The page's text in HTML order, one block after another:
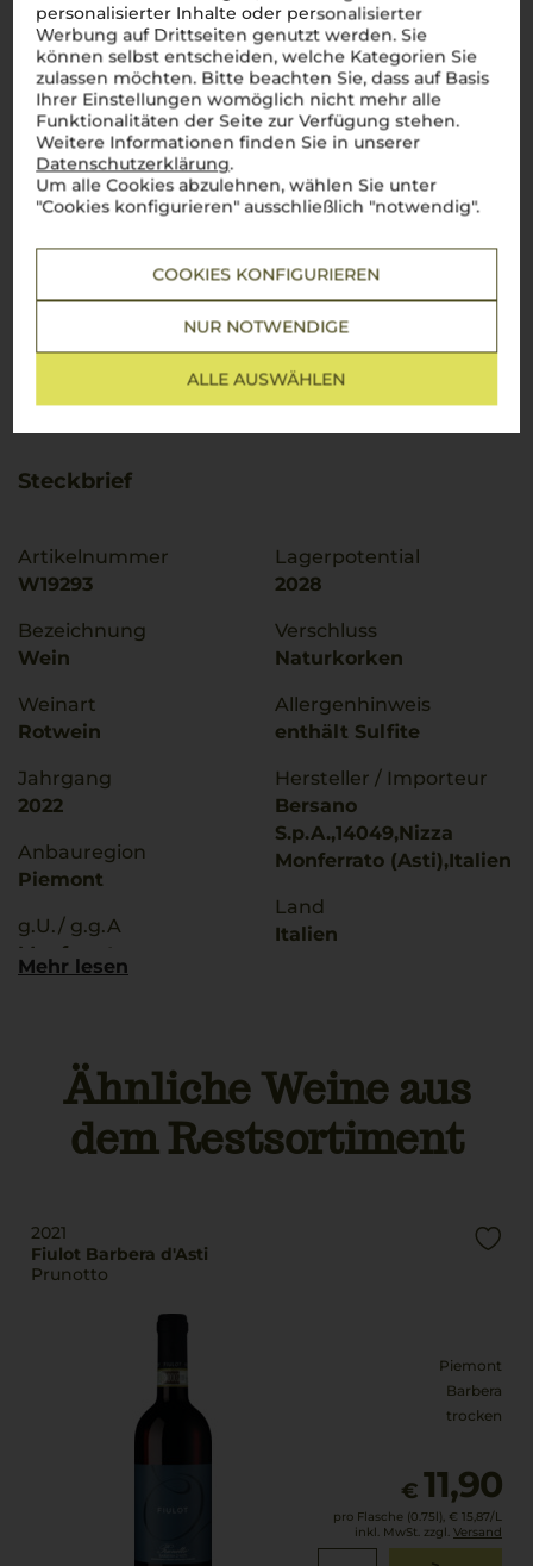
personalisierter Inhalte oder personalisierter
Werbung auf Drittseiten genutzt werden. Sie
können selbst entscheiden, welche Kategorien Sie
zulassen möchten. Bitte beachten Sie, dass auf Basis
Ihrer Einstellungen womöglich nicht mehr alle
Funktionalitäten der Seite zur Verfügung stehen.
Weitere Informationen finden Sie in unserer
Datenschutzerklärung.
Um alle Cookies abzulehnen, wählen Sie unter
"Cookies konfigurieren" ausschließlich "notwendig".
COOKIES KONFIGURIEREN
NUR NOTWENDIGE
ALLE AUSWÄHLEN
Steckbrief
Artikelnummer
W19293
Bezeichnung
Wein
Weinart
Rotwein
Jahrgang
2022
Anbauregion
Piemont
g.U./ g.g.A
Monferrato
Trinktemperatur
16 °C
Alkoholgehalt
Lagerpotential
2028
Verschluss
Naturkorken
Allergenhinweis
enthält Sulfite
Hersteller / Importeur
Bersano
S.p.A.,14049,Nizza
Monferrato (Asti),Italien
Land
Italien
trocken
Mehr lesen
Ähnliche Weine aus
dem Restsortiment
2021
Fiulot Barbera d'Asti
Prunotto
Piemont
Barbera
trocken
€ 11,90
pro Flasche (0.75l), € 15,87/L
inkl. MwSt. zzgl. Versand